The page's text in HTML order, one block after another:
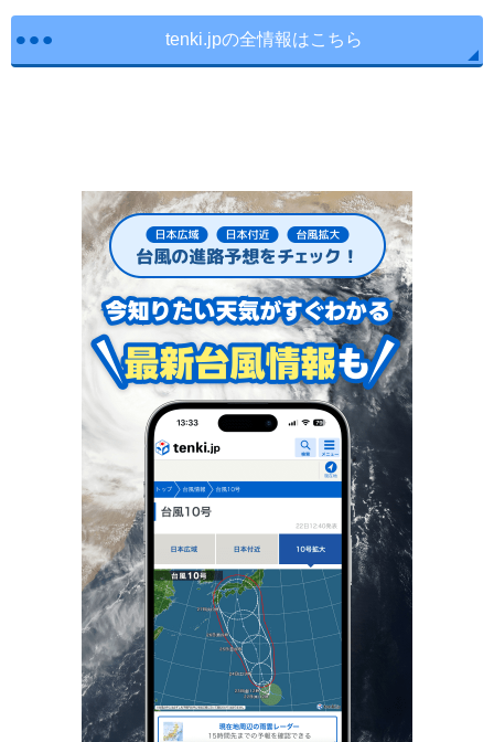
tenki.jpの全情報はこちら